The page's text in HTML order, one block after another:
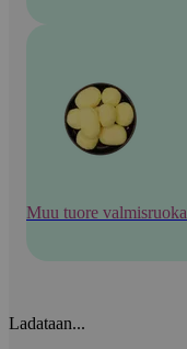
Muu tuore valmisruoka
Ladataan...